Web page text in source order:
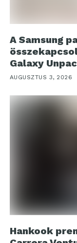
A Samsung
Galaxy
AUGUSZTUS 3, 2026
Hankook